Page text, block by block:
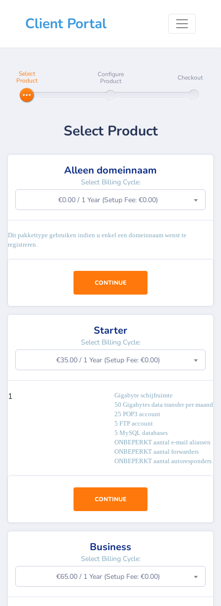
Client Portal
Select
Product
Configure
Product
Checkout
Select Product
Alleen domeinnaam
Select Billing Cycle:
€0.00 / 1 Year (Setup Fee: €0.00)
Dit pakkettype gebruiken indien u enkel een domeinnaam wenst te
registreren.
CONTINUE
Starter
Select Billing Cycle:
€35.00 / 1 Year (Setup Fee: €0.00)
1
Gigabyte schijfruimte
50 Gigabytes data transfer per maand
25 POP3 account
5 FTP account
5 MySQL databases
ONBEPERKT aantal e-mail aliassen
ONBEPERKT aantal forwarders
ONBEPERKT aantal autoresponders
CONTINUE
Business
Select Billing Cycle:
€65.00 / 1 Year (Setup Fee: €0.00)